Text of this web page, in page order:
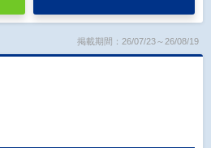
掲載期間：26/07/23～26/08/19